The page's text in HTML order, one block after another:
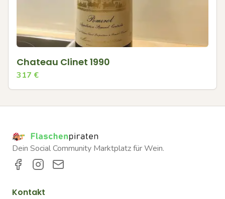
Chateau Clinet 1990
317 €
Dein Social Community Marktplatz für Wein.
Kontakt